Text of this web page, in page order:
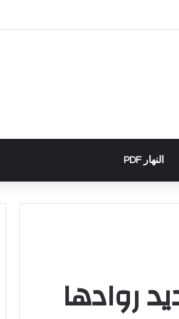
في أحداث سبتة
النهار PDF
روادها